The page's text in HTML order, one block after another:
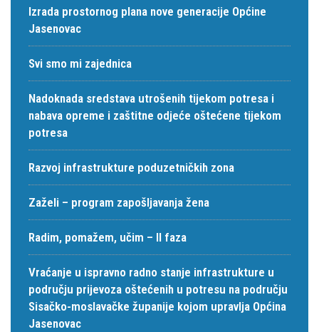
Izrada prostornog plana nove generacije Općine
Jasenovac
Svi smo mi zajednica
Nadoknada sredstava utrošenih tijekom potresa i
nabava opreme i zaštitne odjeće oštećene tijekom
potresa
Razvoj infrastrukture poduzetničkih zona
Zaželi – program zapošljavanja žena
Radim, pomažem, učim – II faza
Vraćanje u ispravno radno stanje infrastrukture u
području prijevoza oštećenih u potresu na području
Sisačko-moslavačke županije kojom upravlja Općina
Jasenovac